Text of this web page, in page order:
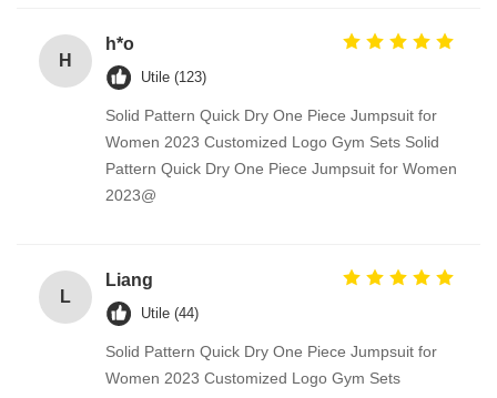
H
h*o
Utile (123)
Solid Pattern Quick Dry One Piece Jumpsuit for
Women 2023 Customized Logo Gym Sets Solid
Pattern Quick Dry One Piece Jumpsuit for Women
2023@
L
Liang
Utile (44)
Solid Pattern Quick Dry One Piece Jumpsuit for
Women 2023 Customized Logo Gym Sets